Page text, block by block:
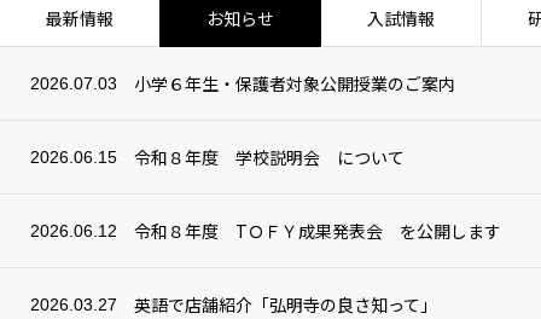
最新情報 お知らせ 入試情報
2026.07.03 小学６年生・保護者対象公開授業のご案内
2026.06.15 令和８年度 学校説明会 について
2026.06.12 令和８年度 TＯＦＹ成果発表会 を公開します
2026.03.27 英語で店舗紹介「弘明寺の良さ知って」